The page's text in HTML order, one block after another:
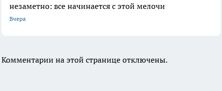
незаметно: все начинается с этой мелочи
Вчера
Комментарии на этой странице отключены.